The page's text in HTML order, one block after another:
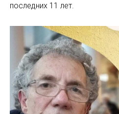
последних 11 лет.